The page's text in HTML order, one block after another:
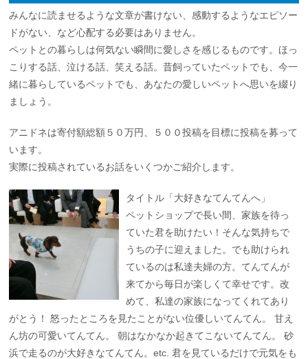
みんなに読ませるような文章が書けない、感動するようなエピソー
ドがない、など心配する必要はありません。
ペットとの暮らしは何気ない瞬間に愛しさを感じるものです。ほっ
こりする話、泣ける話、笑える話。昔飼っていたペットでも、今一
緒に暮らしているペットでも、あなたの愛しいペットへ思いを綴り
ましょう。
アニドネは寄付額総額５０万円、５００投稿を目標に投稿を募って
います。
実際に投稿されているお話をいくつかご紹介します。
タイトル「大好きなてんてんへ」
ペットショップで長い間、家族を待っ
ていた君を助けたい！そんな気持ちで
うちの子に迎えました。でも助けられ
ているのは私達夫婦の方。てんてんが
来てから毎日が楽しくて幸せです。改
めて、私達の家族になってくれてあり
がとう！ 怒ったところを見たことがない位優しいてんてん。 甘え
ん坊の可愛いてんてん。 朝はなかなか起きてこないてんてん。 砂
浜で走るのが大好きなてんてん。etc. 君を見ているだけで元気をも